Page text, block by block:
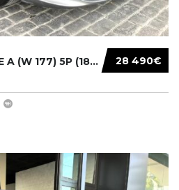
28 490€
MERCEDES BENZ CLASE A (W 177) 5P (18-) 2020....